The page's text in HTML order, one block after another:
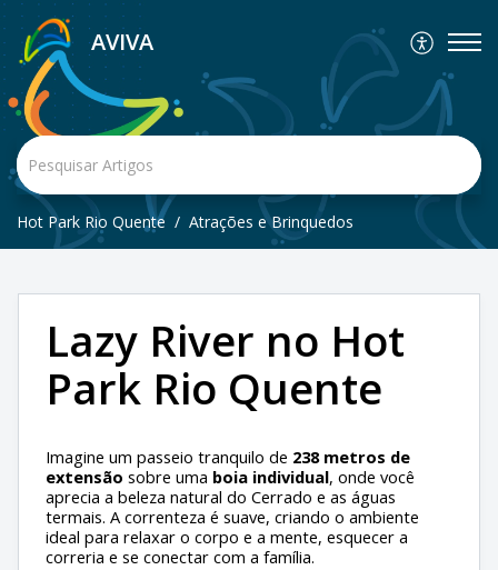
AVIVA
Hot Park Rio Quente Atrações e Brinquedos
Lazy River no Hot
Park Rio Quente
Imagine um passeio tranquilo de 238 metros de
extensão sobre uma boia individual, onde você
aprecia a beleza natural do Cerrado e as águas
termais. A correnteza é suave, criando o ambiente
ideal para relaxar o corpo e a mente, esquecer a
correria e se conectar com a família.